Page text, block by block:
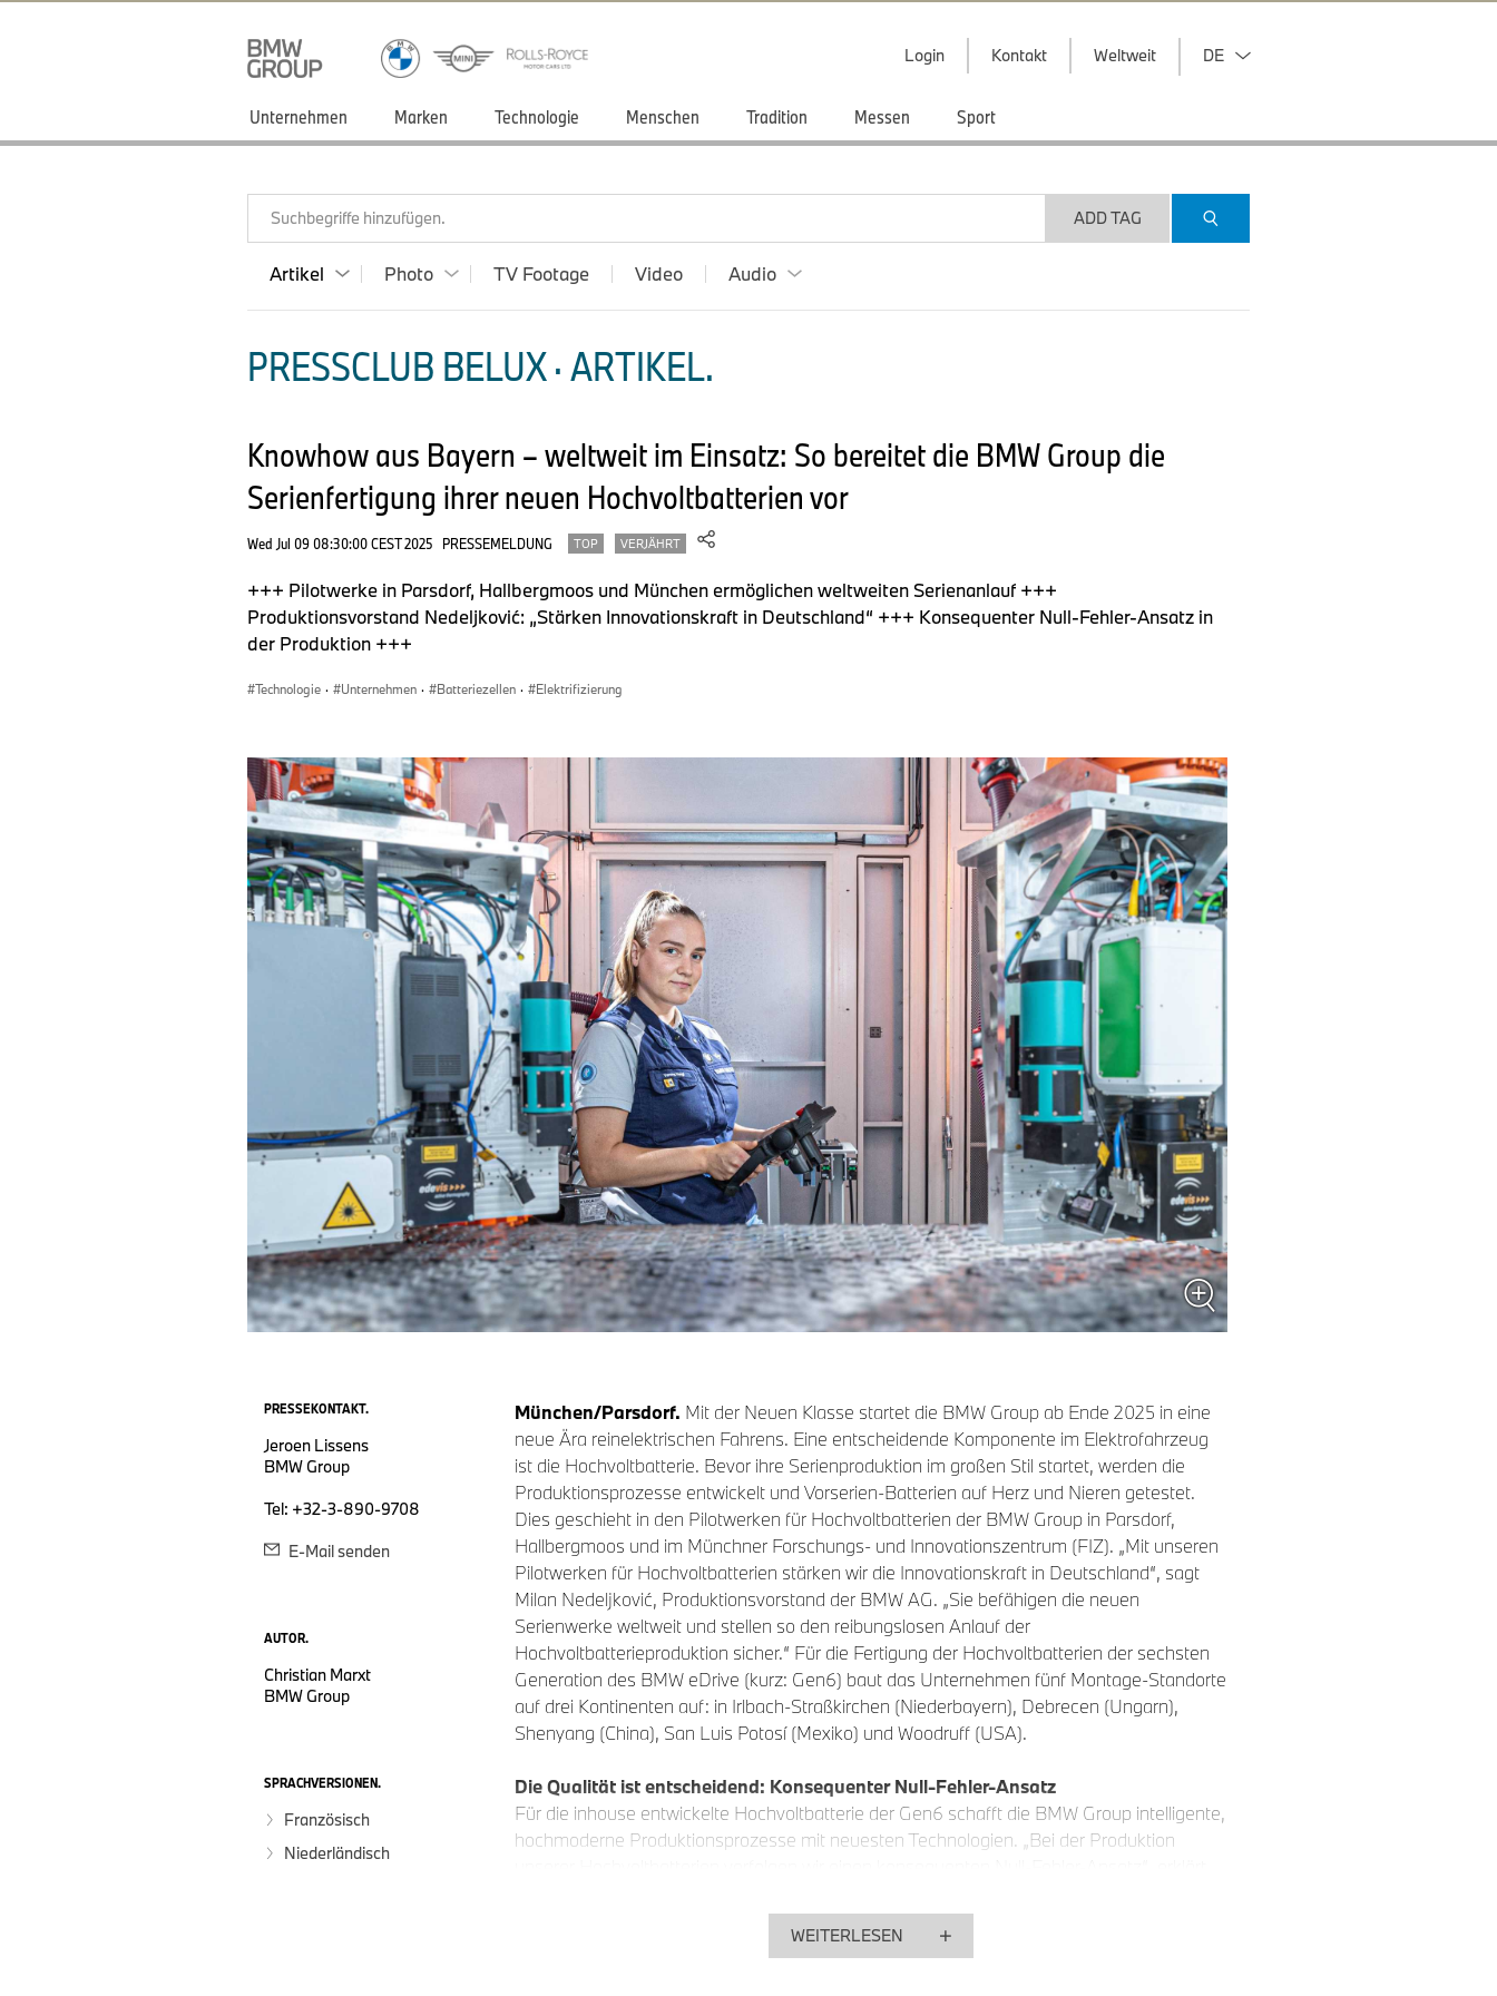
Login Kontakt Weltweit DE
Unternehmen Marken Technologie Menschen Tradition Messen Sport
Suchbegriffe hinzufügen. ADD TAG
Artikel Photo TV Footage Video Audio
PRESSCLUB BELUX · ARTIKEL.
Knowhow aus Bayern – weltweit im Einsatz: So bereitet die BMW Group die
Serienfertigung ihrer neuen Hochvoltbatterien vor
Wed Jul 09 08:30:00 CEST 2025 PRESSEMELDUNG TOP VERJÄHRT
+++ Pilotwerke in Parsdorf, Hallbergmoos und München ermöglichen weltweiten Serienanlauf +++
Produktionsvorstand Nedeljković: „Stärken Innovationskraft in Deutschland“ +++ Konsequenter Null-Fehler-Ansatz in
der Produktion +++
Technologie · Unternehmen · Batteriezellen · Elektrifizierung
PRESSEKONTAKT.
Jeroen Lissens
BMW Group
Tel: +32-3-890-9708
E-Mail senden
AUTOR.
Christian Marxt
BMW Group
SPRACHVERSIONEN.
Französisch
Niederländisch
München/Parsdorf. Mit der Neuen Klasse startet die BMW Group ab Ende 2025 in eine
neue Ära reinelektrischen Fahrens. Eine entscheidende Komponente im Elektrofahrzeug
ist die Hochvoltbatterie. Bevor ihre Serienproduktion im großen Stil startet, werden die
Produktionsprozesse entwickelt und Vorserien-Batterien auf Herz und Nieren getestet.
Dies geschieht in den Pilotwerken für Hochvoltbatterien der BMW Group in Parsdorf,
Hallbergmoos und im Münchner Forschungs- und Innovationszentrum (FIZ). „Mit unseren
Pilotwerken für Hochvoltbatterien stärken wir die Innovationskraft in Deutschland“, sagt
Milan Nedeljković, Produktionsvorstand der BMW AG. „Sie befähigen die neuen
Serienwerke weltweit und stellen so den reibungslosen Anlauf der
Hochvoltbatterieproduktion sicher.“ Für die Fertigung der Hochvoltbatterien der sechsten
Generation des BMW eDrive (kurz: Gen6) baut das Unternehmen fünf Montage-Standorte
auf drei Kontinenten auf: in Irlbach-Straßkirchen (Niederbayern), Debrecen (Ungarn),
Shenyang (China), San Luis Potosí (Mexiko) und Woodruff (USA).
Die Qualität ist entscheidend: Konsequenter Null-Fehler-Ansatz
Für die inhouse entwickelte Hochvoltbatterie der Gen6 schafft die BMW Group intelligente,
hochmoderne Produktionsprozesse mit neuesten Technologien. „Bei der Produktion
Produktionsprozess integrierte und KI-gestützte Qualitäts-Checks unterstützen uns dabei.“
Denn die Qualität ist entscheidend: In den Karosserien der Neuen Klasse übernimmt die
WEITERLESEN